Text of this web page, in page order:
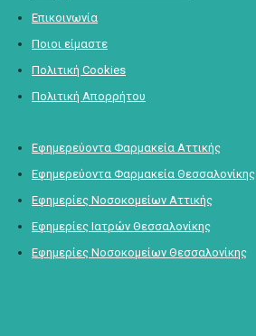
Επικοινωνία
Ποιοι είμαστε
Πολιτική Cookies
Πολιτική Απορρήτου
Εφημερεύοντα Φαρμακεία Αττικής
Εφημερεύοντα Φαρμακεία Θεσσαλονίκης
Εφημερίες Νοσοκομείων Αττικής
Εφημερίες Ιατρών Θεσσαλονίκης
Εφημερίες Νοσοκομείων Θεσσαλονίκης